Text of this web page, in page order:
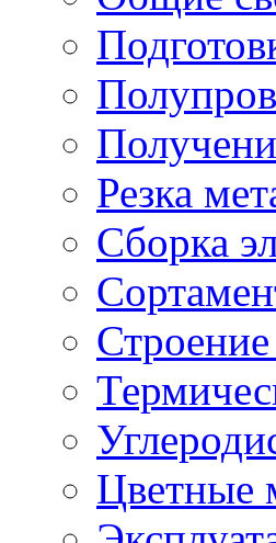
Резка
Сборка
Цветные